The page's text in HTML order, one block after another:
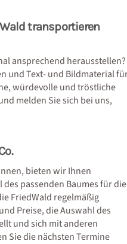
transportieren
ansprechend herausstellen?
und Text- und Bildmaterial
würdevolle und tröstliche
melden Sie sich bei uns,
bieten wir Ihnen
passenden Baumes für die
FriedWald regelmäßig
Preise, die Auswahl des
und sich mit anderen
Sie die nächsten Termine